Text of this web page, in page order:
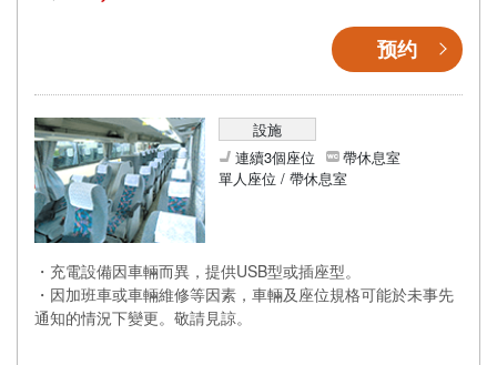
预约
設施
連續3個座位
帶休息室
單人座位 / 帶休息室
・充電設備因車輛而異，提供USB型或插座型。
・因加班車或車輛維修等因素，車輛及座位規格可能於未事先
通知的情況下變更。敬請見諒。